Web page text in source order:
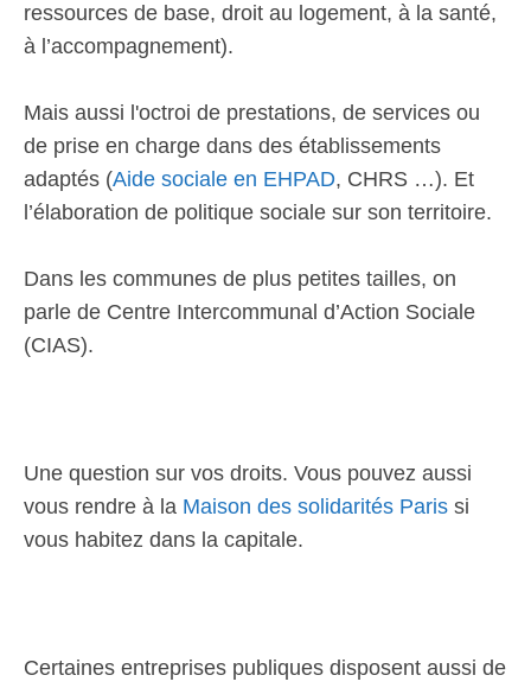
ressources de base, droit au logement, à la santé,
à l’accompagnement).
Mais aussi l'octroi de prestations, de services ou
de prise en charge dans des établissements
adaptés (Aide sociale en EHPAD, CHRS …). Et
l’élaboration de politique sociale sur son territoire.
Dans les communes de plus petites tailles, on
parle de Centre Intercommunal d’Action Sociale
(CIAS).
Une question sur vos droits. Vous pouvez aussi
vous rendre à la Maison des solidarités Paris si
vous habitez dans la capitale.
Certaines entreprises publiques disposent aussi de